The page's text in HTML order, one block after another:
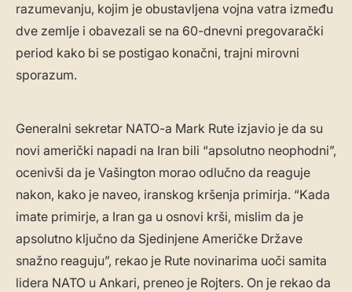
razumevanju, kojim je obustavljena vojna vatra između
dve zemlje i obavezali se na 60-dnevni pregovarački
period kako bi se postigao konačni, trajni mirovni
sporazum.
Generalni sekretar NATO-a Mark Rute izjavio je da su
novi američki napadi na Iran bili “apsolutno neophodni”,
ocenivši da je Vašington morao odlučno da reaguje
nakon, kako je naveo, iranskog kršenja primirja. “Kada
imate primirje, a Iran ga u osnovi krši, mislim da je
apsolutno ključno da Sjedinjene Američke Države
snažno reaguju”, rekao je Rute novinarima uoči samita
lidera NATO u Ankari, preneo je Rojters. On je rekao da